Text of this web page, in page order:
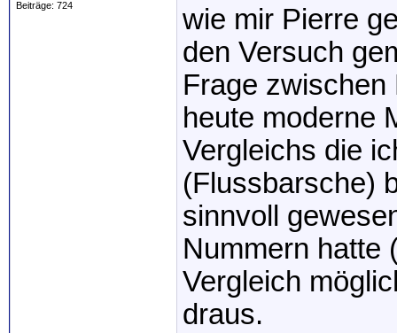
Beiträge: 724
wie mir Pierre
den Versuch
Frage zwischen
heute moderne
Vergleichs die
(Flussbarsche)
sinnvoll
Nummern hatte
Vergleich
draus.